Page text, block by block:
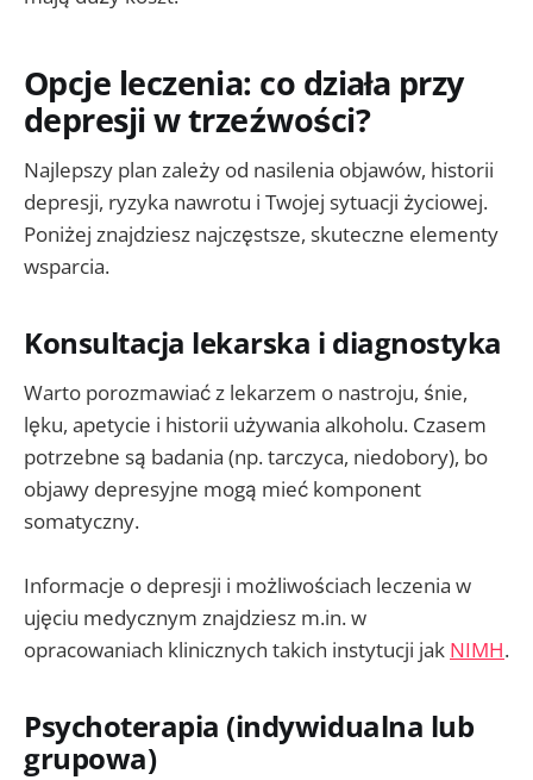
Opcje leczenia: co działa przy
depresji w trzeźwości?
Najlepszy plan zależy od nasilenia objawów, historii
depresji, ryzyka nawrotu i Twojej sytuacji życiowej.
Poniżej znajdziesz najczęstsze, skuteczne elementy
wsparcia.
Konsultacja lekarska i diagnostyka
Warto porozmawiać z lekarzem o nastroju, śnie,
lęku, apetycie i historii używania alkoholu. Czasem
potrzebne są badania (np. tarczyca, niedobory), bo
objawy depresyjne mogą mieć komponent
somatyczny.
Informacje o depresji i możliwościach leczenia w
ujęciu medycznym znajdziesz m.in. w
opracowaniach klinicznych takich instytucji jak NIMH.
Psychoterapia (indywidualna lub
grupowa)